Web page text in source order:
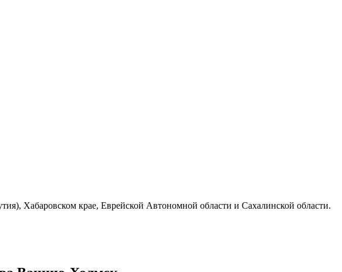
Хабаровском крае, Еврейской Автономной области и Сахалинской области.